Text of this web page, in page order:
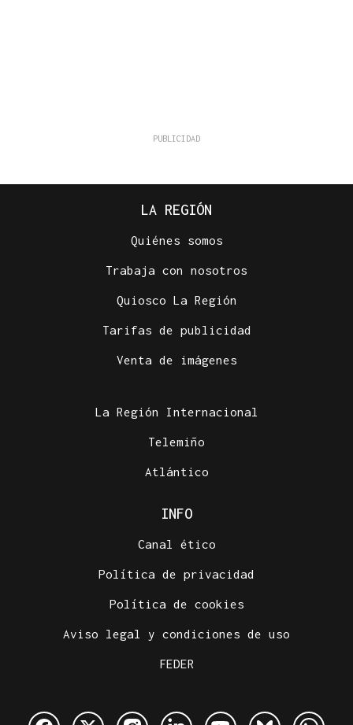
LA REGIÓN
Quiénes somos
Trabaja con nosotros
Quiosco La Región
Tarifas de publicidad
Venta de imágenes
La Región Internacional
Telemiño
Atlántico
INFO
Canal ético
Política de privacidad
Política de cookies
Aviso legal y condiciones de uso
FEDER